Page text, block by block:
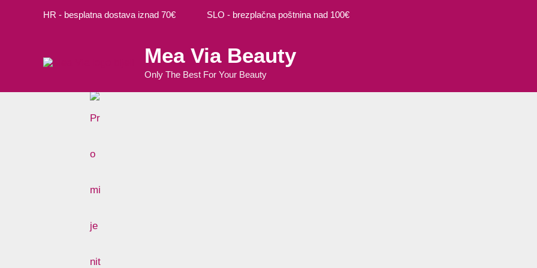
HR - besplatna dostava iznad 70€ SLO - brezplačna poštnina nad 100€
Mea Via Beauty
Only The Best For Your Beauty
7,95 €.
6,76 €.